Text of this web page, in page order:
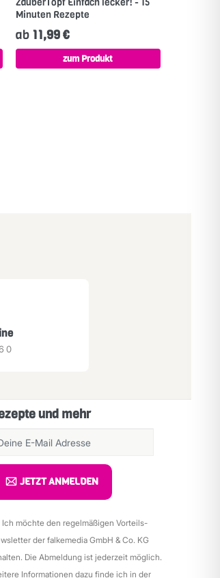
ZauberTopf Einfach lecker! - 15
Minuten Rezepte
ab11,99 €
zum Produkt
0
und mehr
JETZT ANMELDEN
Ich möchte den regelmäßigen Vorteils-
der falkemedia GmbH & Co. KG
Die Abmeldung ist jederzeit möglich.
Informationen dazu finde ich in der